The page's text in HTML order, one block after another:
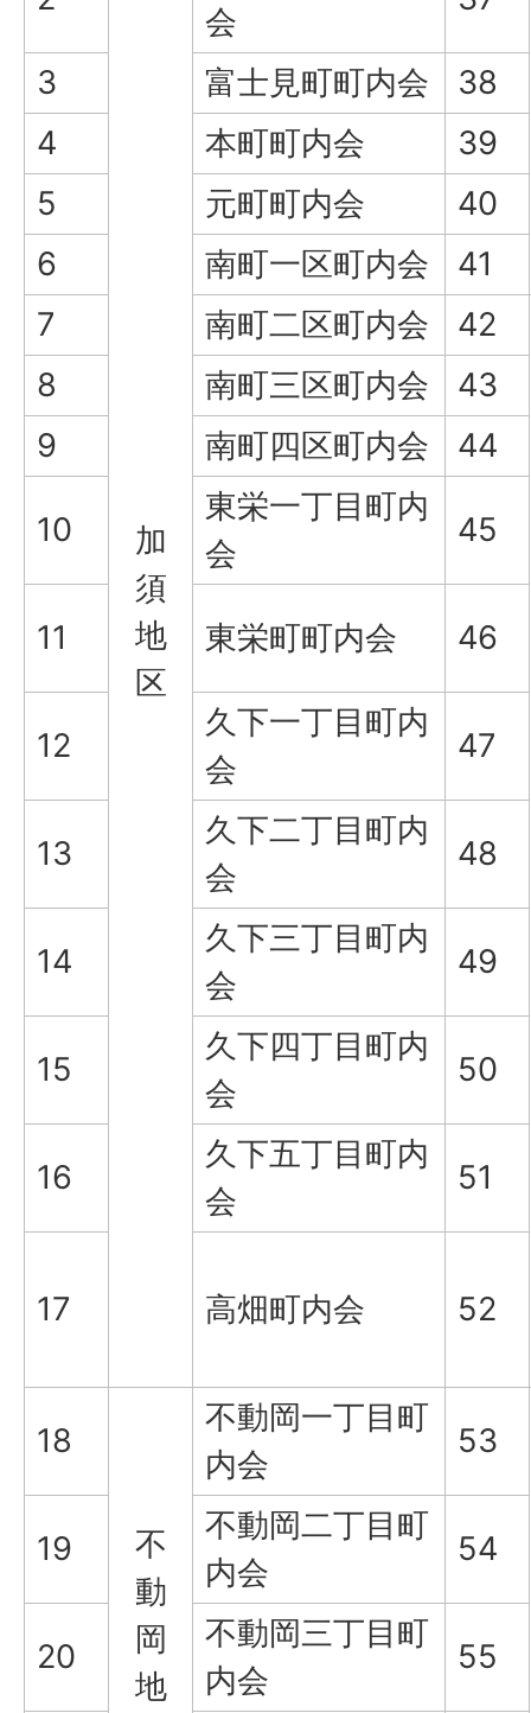
加
須
地
区
会
3 富士見町町内会
38
4
本町町内会
39
5
元町町内会
40
6
南町一区町内会
41
7
南町二区町内会
42
8
南町三区町内会
43
9
南町四区町内会 44
10
東栄一丁目町内
会
45
11 東栄町町内会 46
12
久下一丁目町内
会
47
13
久下二丁目町内
会
48
14
久下三丁目町内
会
49
15
久下四丁目町内
会
50
16
久下五丁目町内
会
51
17 高畑町内会 52
18
不
動
岡
地
不動岡一丁目町
内会
53
19
不動岡二丁目町
内会
54
20
不動岡三丁目町
内会
55